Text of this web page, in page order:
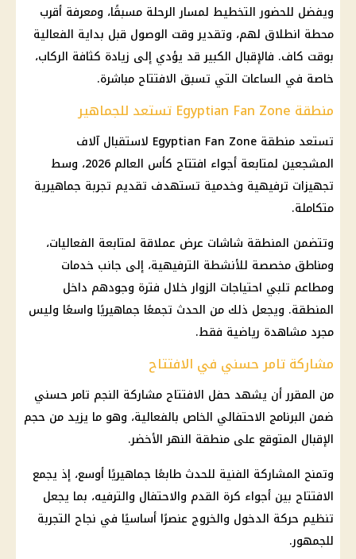
ويفضل للحضور التخطيط لمسار الرحلة مسبقًا، ومعرفة أقرب
محطة انطلاق لهم، وتقدير وقت الوصول قبل بداية الفعالية
بوقت كاف. فالإقبال الكبير قد يؤدي إلى زيادة كثافة الركاب،
خاصة في الساعات التي تسبق الافتتاح مباشرة.
منطقة Egyptian Fan Zone تستعد للجماهير
تستعد منطقة Egyptian Fan Zone لاستقبال آلاف
المشجعين لمتابعة أجواء افتتاح كأس العالم 2026، وسط
تجهيزات ترفيهية وخدمية تستهدف تقديم تجربة جماهيرية
متكاملة.
وتتضمن المنطقة شاشات عرض عملاقة لمتابعة الفعاليات،
ومناطق مخصصة للأنشطة الترفيهية، إلى جانب خدمات
ومطاعم تلبي احتياجات الزوار خلال فترة وجودهم داخل
المنطقة. ويجعل ذلك من الحدث تجمعًا جماهيريًا واسعًا وليس
مجرد مشاهدة رياضية فقط.
مشاركة تامر حسني في الافتتاح
من المقرر أن يشهد حفل الافتتاح مشاركة النجم تامر حسني
ضمن البرنامج الاحتفالي الخاص بالفعالية، وهو ما يزيد من حجم
الإقبال المتوقع على منطقة النهر الأخضر.
وتمنح المشاركة الفنية للحدث طابعًا جماهيريًا أوسع، إذ يجمع
الافتتاح بين أجواء كرة القدم والاحتفال والترفيه، بما يجعل
تنظيم حركة الدخول والخروج عنصرًا أساسيًا في نجاح التجربة
للجمهور.